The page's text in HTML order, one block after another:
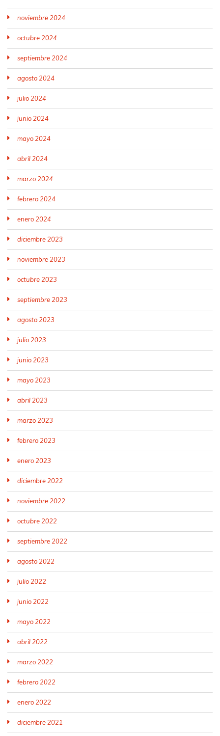
noviembre 2024
octubre 2024
septiembre 2024
agosto 2024
julio 2024
junio 2024
mayo 2024
abril 2024
marzo 2024
febrero 2024
enero 2024
diciembre 2023
noviembre 2023
octubre 2023
septiembre 2023
agosto 2023
julio 2023
junio 2023
mayo 2023
abril 2023
marzo 2023
febrero 2023
enero 2023
diciembre 2022
noviembre 2022
octubre 2022
septiembre 2022
agosto 2022
julio 2022
junio 2022
mayo 2022
abril 2022
marzo 2022
febrero 2022
enero 2022
diciembre 2021